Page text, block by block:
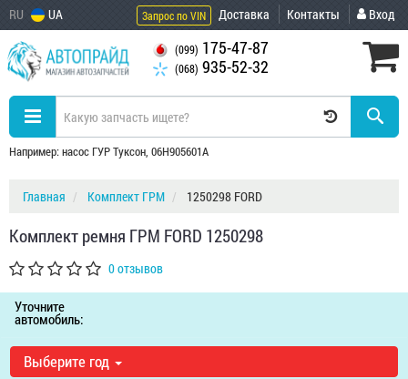
RU UA Запрос по VIN Доставка Контакты Вход
(099) 175-47-87
(068) 935-52-32
Например: насос ГУР Туксон, 06H905601A
Главная Комплект ГРМ 1250298 FORD
Комплект ремня ГРМ FORD 1250298
0 отзывов
Уточните
автомобиль:
Выберите год